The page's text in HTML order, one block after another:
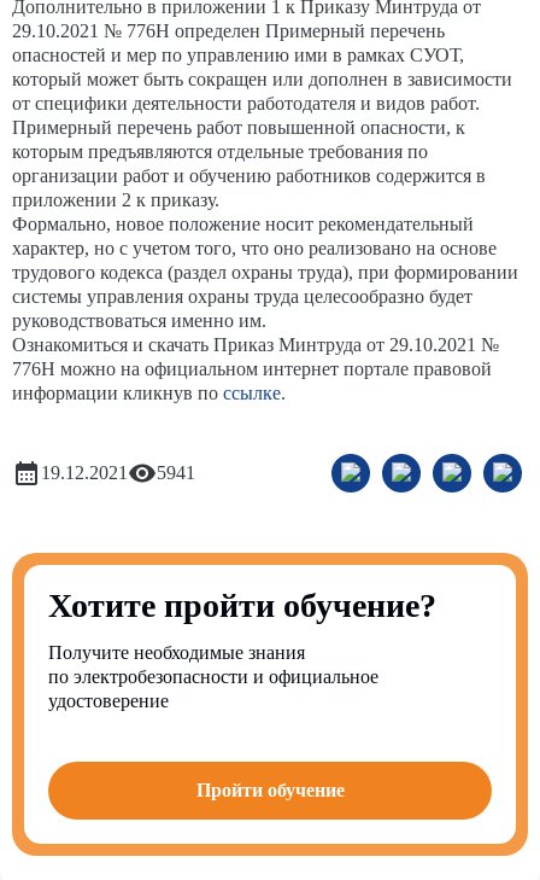
Дополнительно в приложении 1 к Приказу Минтруда от
29.10.2021 № 776Н определен Примерный перечень
опасностей и мер по управлению ими в рамках СУОТ,
который может быть сокращен или дополнен в зависимости
от специфики деятельности работодателя и видов работ.
Примерный перечень работ повышенной опасности, к
которым предъявляются отдельные требования по
организации работ и обучению работников содержится в
приложении 2 к приказу.
Формально, новое положение носит рекомендательный
характер, но с учетом того, что оно реализовано на основе
трудового кодекса (раздел охраны труда), при формировании
системы управления охраны труда целесообразно будет
руководствоваться именно им.
Ознакомиться и скачать Приказ Минтруда от 29.10.2021 №
776Н можно на официальном интернет портале правовой
информации кликнув по ссылке.
19.12.2021 5941
Хотите пройти обучение?
Получите необходимые знания
по электробезопасности и официальное
удостоверение
Пройти обучение